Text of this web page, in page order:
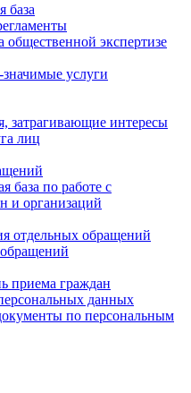
база
общественной экспертизе
услуги
затрагивающие интересы
лиц
база по работе с
и организаций
отдельных обращений
приема граждан
данных
по персональным